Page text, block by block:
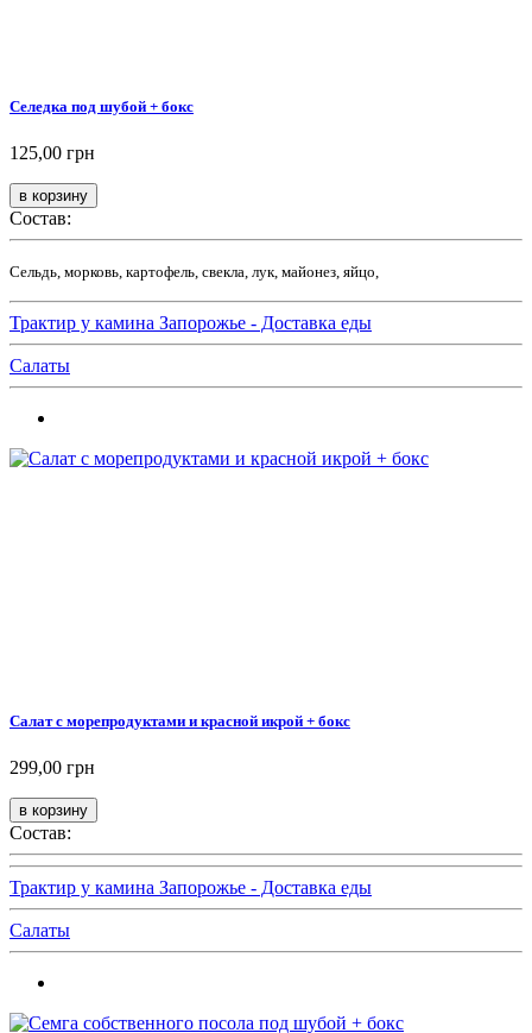
Селедка под шубой + бокс
125,00 грн
Состав:
Сельдь, морковь, картофель, свекла, лук, майонез, яйцо,
Трактир у камина Запорожье - Доставка еды
Салаты
Салат с морепродуктами и красной икрой + бокс
299,00 грн
Состав:
Трактир у камина Запорожье - Доставка еды
Салаты